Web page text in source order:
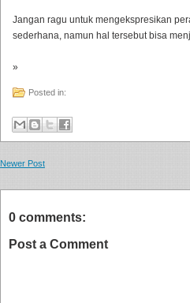
Jangan ragu untuk mengekspresikan
sederhana, namun hal tersebut bisa
»
Posted in:
Newer Post
0 comments:
Post a Comment